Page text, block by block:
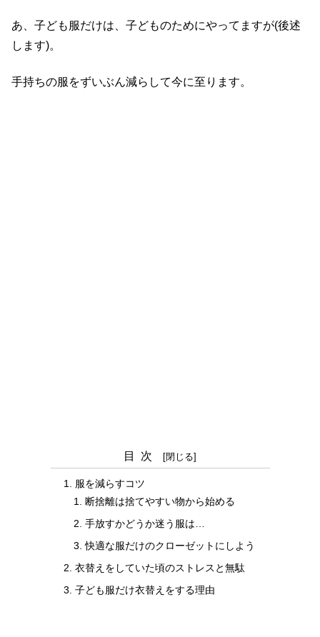
あ、子ども服だけは、子どものためにやってますが(後述
します)。
手持ちの服をずいぶん減らして今に至ります。
目次
服を減らすコツ
断捨離は捨てやすい物から始める
手放すかどうか迷う服は…
快適な服だけのクローゼットにしよう
衣替えをしていた頃のストレスと無駄
子ども服だけ衣替えをする理由